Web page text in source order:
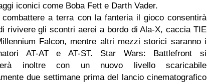
iconici come Boba Fett e Darth Vader.
a terra con la fanteria il gioco consentirà
rivivere gli scontri aerei a bordo di Ala-X, caccia TIE
Falcon, mentre altri mezzi storici saranno i
AT-AT e AT-ST. Star Wars: Battlefront si
inoltre con un nuovo livello scaricabile
due settimane prima del lancio cinematografico